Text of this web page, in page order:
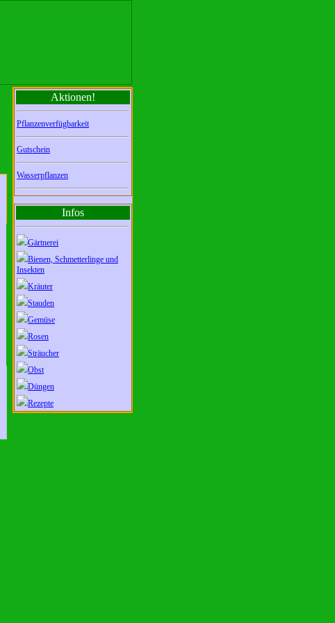
Aktionen!
Pflanzenverfügbarkeit
Gutschein
Wasserpflanzen
Infos
Gärtnerei
Bienen, Schmetterlinge und
Insekten
Kräuter
Stauden
Gemüse
Rosen
Sträucher
Obst
Düngen
Rezepte